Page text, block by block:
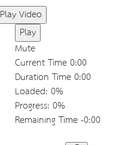
Play Video
Play
Mute
Current Time0:00
Duration Time0:00
Loaded: 0%
Progress: 0%
Remaining Time-0:00